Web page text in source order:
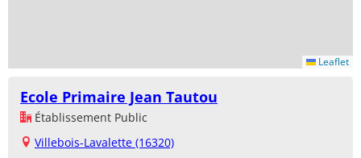
Leaflet
Ecole Primaire Jean Tautou
Établissement Public
Villebois-Lavalette (16320)